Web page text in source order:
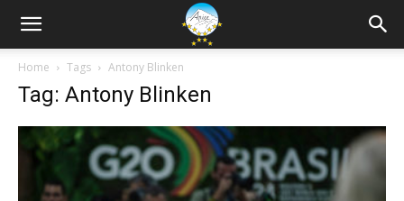
Home Tags Antony Blinken
Tag: Antony Blinken